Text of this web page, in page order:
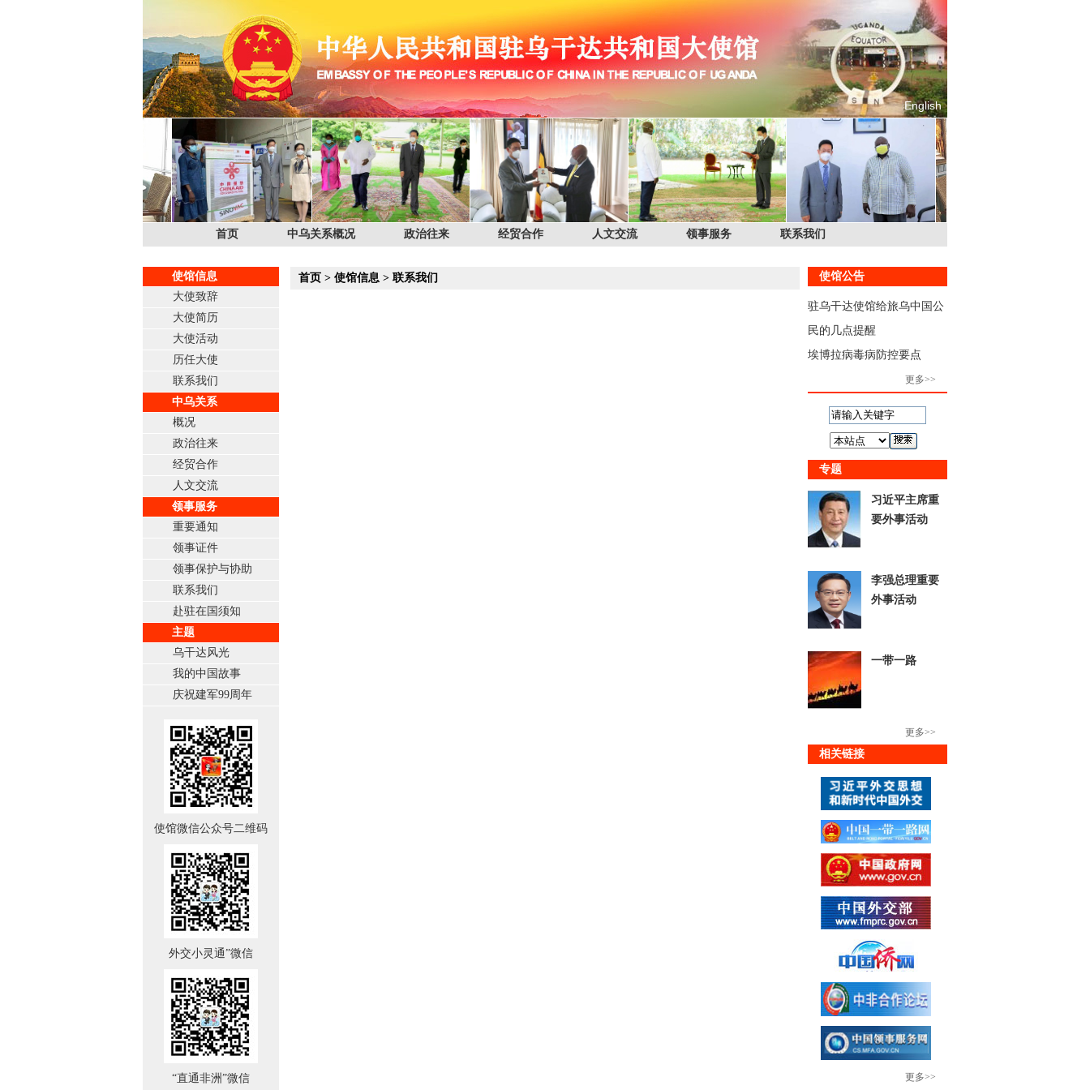
English
首页 中乌关系概况 政治往来 经贸合作 人文交流 领事服务 联系我们
使馆信息
大使致辞
大使简历
大使活动
历任大使
联系我们
中乌关系
概况
政治往来
经贸合作
人文交流
领事服务
重要通知
领事证件
领事保护与协助
联系我们
赴驻在国须知
主题
乌干达风光
我的中国故事
庆祝建军99周年
使馆微信公众号二维码
外交小灵通”微信
“直通非洲”微信
首页 > 使馆信息 > 联系我们 使馆公告
驻乌干达使馆给旅乌中国公
民的几点提醒
埃博拉病毒病防控要点
更多>>
专题
习近平主席重
要外事活动
李强总理重要
外事活动
一带一路
更多>>
相关链接
更多>>